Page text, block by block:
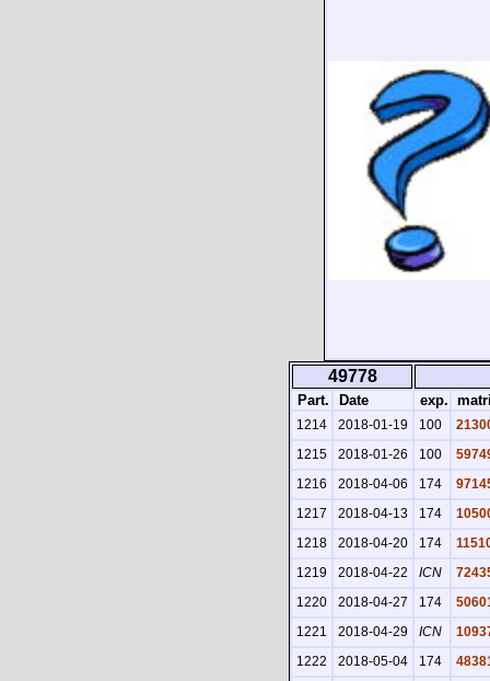
49778
Part. Date exp.
1214 2018-01-19 100
1215
2018-01-26 100
1216
2018-04-06 174
1217
2018-04-13 174
1218
2018-04-20 174
1219
2018-04-22 ICN
1220
2018-04-27 174
1221
2018-04-29 ICN
1222
2018-05-04 174